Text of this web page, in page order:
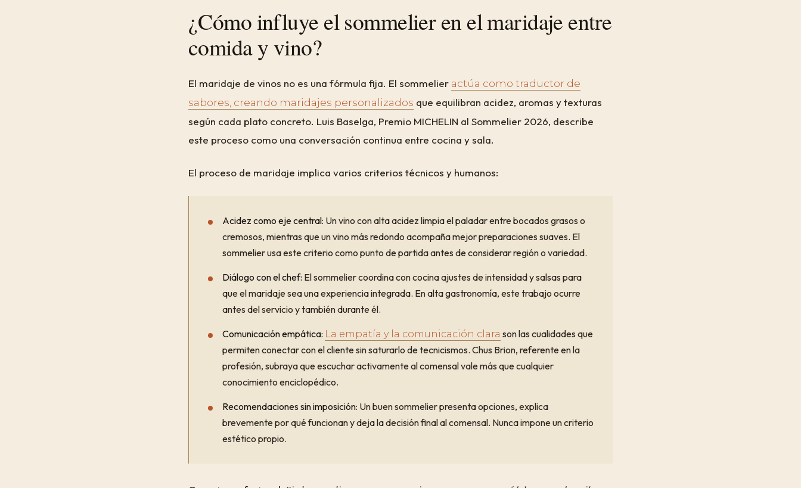
¿Cómo influye el sommelier en el maridaje entre
comida y vino?
El maridaje de vinos no es una fórmula fija. El sommelier actúa como traductor de
sabores, creando maridajes personalizados que equilibran acidez, aromas y texturas
según cada plato concreto. Luis Baselga, Premio MICHELIN al Sommelier 2026, describe
este proceso como una conversación continua entre cocina y sala.
El proceso de maridaje implica varios criterios técnicos y humanos:
Acidez como eje central: Un vino con alta acidez limpia el paladar entre bocados grasos o
cremosos, mientras que un vino más redondo acompaña mejor preparaciones suaves. El
sommelier usa este criterio como punto de partida antes de considerar región o variedad.
Diálogo con el chef: El sommelier coordina con cocina ajustes de intensidad y salsas para
que el maridaje sea una experiencia integrada. En alta gastronomía, este trabajo ocurre
antes del servicio y también durante él.
Comunicación empática: La empatía y la comunicación clara son las cualidades que
permiten conectar con el cliente sin saturarlo de tecnicismos. Chus Brion, referente en la
profesión, subraya que escuchar activamente al comensal vale más que cualquier
conocimiento enciclopédico.
Recomendaciones sin imposición: Un buen sommelier presenta opciones, explica
brevemente por qué funcionan y deja la decisión final al comensal. Nunca impone un criterio
estético propio.